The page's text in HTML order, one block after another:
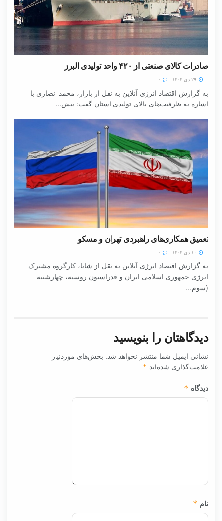
صادرات کالای صنعتی از ۴۲۰ واحد تولیدی البرز
به گزارش اقتصاد انرژی آنلاین به نقل از بازار، محمد انصاری با
اشاره به ظرفیت‌های بالای تولیدی استان گفت: بیش...
تعمیق همکاری‌های راهبردی تهران و مسکو
به گزارش اقتصاد انرژی آنلاین به نقل از شانا، کارگروه مشترک
انرژی جمهوری اسلامی ایران و فدراسیون روسیه، چهارشنبه
(سوم...
دیدگاهتان را بنویسید
نشانی ایمیل شما منتشر نخواهد شد. بخش‌های موردنیاز
علامت‌گذاری شده‌اند *
دیدگاه *
نام *